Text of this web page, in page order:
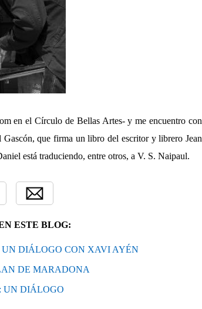
en el Círculo de Bellas Artes- y me encuentro con
que firma un libro del escritor y librero Jean
está traduciendo, entre otros, a V. S. Naipaul.
ESTE BLOG:
UN DIÁLOGO CON XAVI AYÉN
DE MARADONA
UN DIÁLOGO